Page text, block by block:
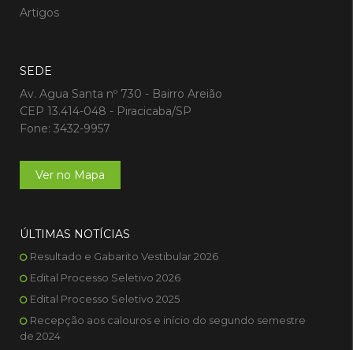
Artigos
SEDE
Av. Agua Santa nº 730 - Bairro Areião
CEP 13.414-048 - Piracicaba/SP
Fone: 3432-9957
Ver no Mapa
ÚLTIMAS NOTÍCIAS
Resultado e Gabarito Vestibular 2026
Edital Processo Seletivo 2026
Edital Processo Seletivo 2025
Recepção aos calouros e início do segundo semestre
de 2024